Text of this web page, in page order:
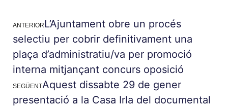
ANTERIORL’Ajuntament obre un procés
selectiu per cobrir definitivament una
plaça d’administratiu/va per promoció
interna mitjançant concurs oposició
SEGÜENTAquest dissabte 29 de gener
presentació a la Casa Irla del documental